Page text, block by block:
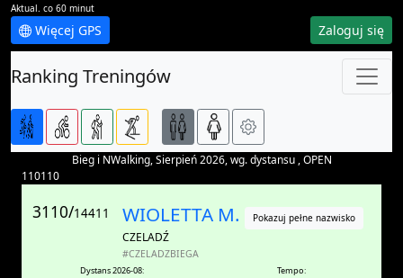
Aktual. co 60 minut
Więcej GPS Zaloguj się
Ranking Treningów
Bieg i NWalking, Sierpień 2026, wg. dystansu , OPEN
110110
3110/14411 WIOLETTA M. Pokazuj pełne nazwisko
CZELADŹ
#CZELADZBIEGA
Dystans 2026-08: Tempo: